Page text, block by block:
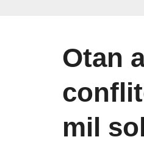
Otan
mil